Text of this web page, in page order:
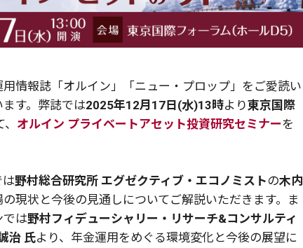
情報誌「オルイン」「ニュー・プロップ」をご愛読い
す。弊誌では2025年12月17日(水)13時より東京国際
オルイン プライベートアセット投資研究セミナーを
は野村総合研究所 エグゼクティブ・エコノミストの木内
の現状と今後の見通しについてご解説いただきます。ま
では野村フィデューシャリー・リサーチ&コンサルティ
治 氏より、 年金運用をめぐる環境変化と今後の展望に